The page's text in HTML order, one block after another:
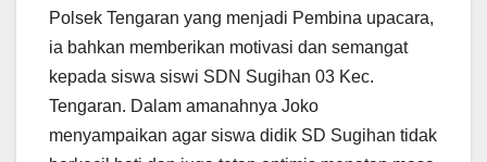
Polsek Tengaran yang menjadi Pembina upacara,
ia bahkan memberikan motivasi dan semangat
kepada siswa siswi SDN Sugihan 03 Kec.
Tengaran. Dalam amanahnya Joko
menyampaikan agar siswa didik SD Sugihan tidak